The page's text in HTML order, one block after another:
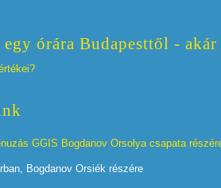
órára Budapesttől -
GGIS Bogdanov Orsolya csapata
Bogdanov Orsiék részére